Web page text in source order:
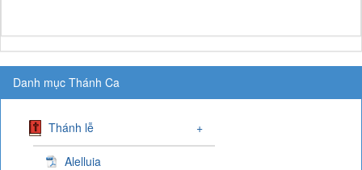
Danh mục Thánh Ca
Thánh lễ +
Alelluia